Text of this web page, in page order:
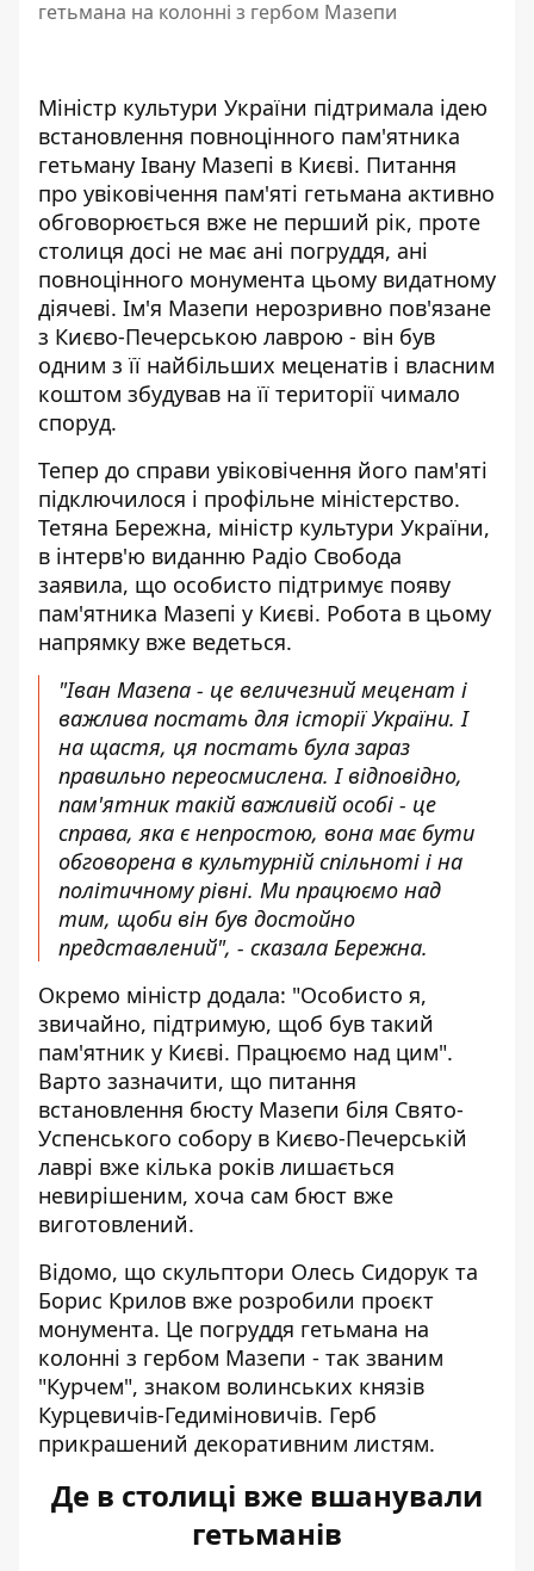
гетьмана на колонні з гербом Мазепи
Міністр культури України підтримала ідею
встановлення повноцінного пам'ятника
гетьману Івану Мазепі в Києві. Питання
про увіковічення пам'яті гетьмана активно
обговорюється вже не перший рік, проте
столиця досі не має ані погруддя, ані
повноцінного монумента цьому видатному
діячеві. Ім'я Мазепи нерозривно пов'язане
з Києво-Печерською лаврою - він був
одним з її найбільших меценатів і власним
коштом збудував на її території чимало
споруд.
Тепер до справи увіковічення його пам'яті
підключилося і профільне міністерство.
Тетяна Бережна, міністр культури України,
в інтерв'ю виданню Радіо Свобода
заявила, що особисто підтримує появу
пам'ятника Мазепі у Києві. Робота в цьому
напрямку вже ведеться.
"Іван Мазепа - це величезний меценат і
важлива постать для історії України. І
на щастя, ця постать була зараз
правильно переосмислена. І відповідно,
пам'ятник такій важливій особі - це
справа, яка є непростою, вона має бути
обговорена в культурній спільноті і на
політичному рівні. Ми працюємо над
тим, щоби він був достойно
представлений", - сказала Бережна.
Окремо міністр додала: "Особисто я,
звичайно, підтримую, щоб був такий
пам'ятник у Києві. Працюємо над цим".
Варто зазначити, що питання
встановлення бюсту Мазепи біля Свято-
Успенського собору в Києво-Печерській
лаврі вже кілька років лишається
невирішеним, хоча сам бюст вже
виготовлений.
Відомо, що скульптори Олесь Сидорук та
Борис Крилов вже розробили проєкт
монумента. Це погруддя гетьмана на
колонні з гербом Мазепи - так званим
"Курчем", знаком волинських князів
Курцевичів-Гедиміновичів. Герб
прикрашений декоративним листям.
Де в столиці вже вшанували
гетьманів